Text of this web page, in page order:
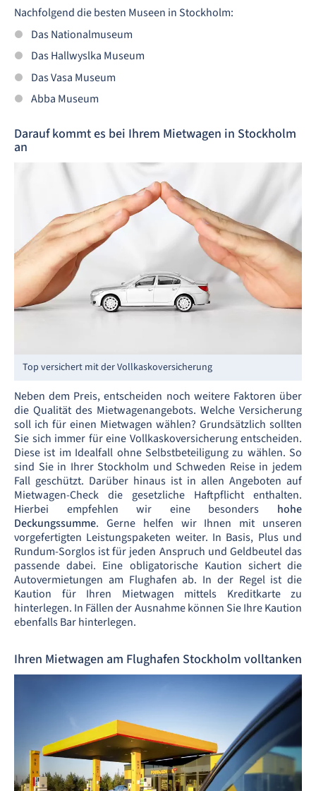
Nachfolgend die besten Museen in Stockholm:
Das Nationalmuseum
Das Hallwyslka Museum
Das Vasa Museum
Abba Museum
Darauf kommt es bei Ihrem Mietwagen in Stockholm
an
Top versichert mit der Vollkaskoversicherung
Neben dem Preis, entscheiden noch weitere Faktoren über
die Qualität des Mietwagenangebots. Welche Versicherung
soll ich für einen Mietwagen wählen? Grundsätzlich sollten
Sie sich immer für eine Vollkaskoversicherung entscheiden.
Diese ist im Idealfall ohne Selbstbeteiligung zu wählen. So
sind Sie in Ihrer Stockholm und Schweden Reise in jedem
Fall geschützt. Darüber hinaus ist in allen Angeboten auf
Mietwagen-Check die gesetzliche Haftpflicht enthalten.
Hierbei empfehlen wir eine besonders hohe
Deckungssumme. Gerne helfen wir Ihnen mit unseren
vorgefertigten Leistungspaketen weiter. In Basis, Plus und
Rundum-Sorglos ist für jeden Anspruch und Geldbeutel das
passende dabei. Eine obligatorische Kaution sichert die
Autovermietungen am Flughafen ab. In der Regel ist die
Kaution für Ihren Mietwagen mittels Kreditkarte zu
hinterlegen. In Fällen der Ausnahme können Sie Ihre Kaution
ebenfalls Bar hinterlegen.
Ihren Mietwagen am Flughafen Stockholm volltanken